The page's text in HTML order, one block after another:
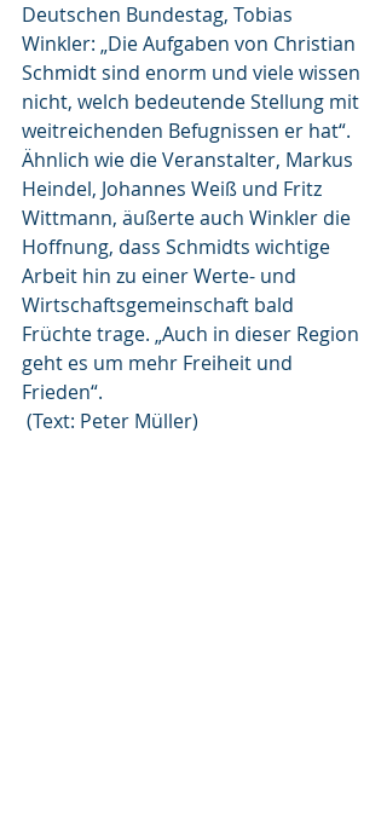
Deutschen Bundestag, Tobias
Winkler: „Die Aufgaben von Christian
Schmidt sind enorm und viele wissen
nicht, welch bedeutende Stellung mit
weitreichenden Befugnissen er hat“.
Ähnlich wie die Veranstalter, Markus
Heindel, Johannes Weiß und Fritz
Wittmann, äußerte auch Winkler die
Hoffnung, dass Schmidts wichtige
Arbeit hin zu einer Werte- und
Wirtschaftsgemeinschaft bald
Früchte trage. „Auch in dieser Region
geht es um mehr Freiheit und
Frieden“.
(Text: Peter Müller)